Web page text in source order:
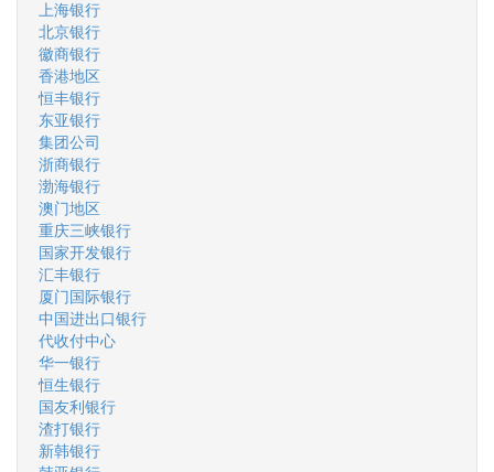
上海银行
北京银行
徽商银行
香港地区
恒丰银行
东亚银行
集团公司
浙商银行
渤海银行
澳门地区
重庆三峡银行
国家开发银行
汇丰银行
厦门国际银行
中国进出口银行
代收付中心
华一银行
恒生银行
国友利银行
渣打银行
新韩银行